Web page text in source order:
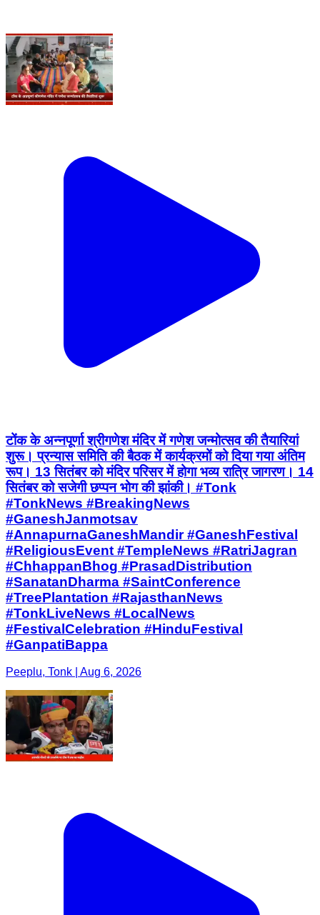
टोंक के अन्नपूर्णा श्रीगणेश मंदिर में गणेश जन्मोत्सव की तैयारियां
शुरू। प्रन्यास समिति की बैठक में कार्यक्रमों को दिया गया अंतिम
#GaneshJanmotsav
#AnnapurnaGaneshMandir #GaneshFestival
#ReligiousEvent #TempleNews #RatriJagran
#ChhappanBhog #PrasadDistribution
#SanatanDharma #SaintConference
#TreePlantation #RajasthanNews
#TonkLiveNews #LocalNews
#FestivalCelebration #HinduFestival
#GanpatiBappa
Peeplu, Tonk | Aug 6, 2026